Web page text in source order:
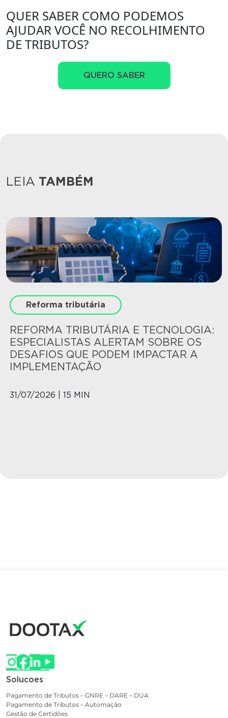
QUER SABER COMO PODEMOS
AJUDAR VOCÊ NO RECOLHIMENTO
DE TRIBUTOS?
QUERO SABER
LEIA TAMBÉM
Reforma tributária
REFORMA TRIBUTÁRIA E TECNOLOGIA:
ESPECIALISTAS ALERTAM SOBRE OS
DESAFIOS QUE PODEM IMPACTAR A
IMPLEMENTAÇÃO
31/07/2026 | 15 MIN
Solucoes
Pagamento de Tributos – GNRE – DARE – DUA
Pagamento de Tributos – Automação
Gestão de Certidões